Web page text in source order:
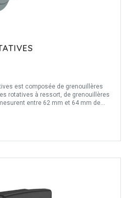
est composée de grenouillères
rotatives à ressort, de grenouillères
entre 62 mm et 64 mm de
Elles sont livrées avec des